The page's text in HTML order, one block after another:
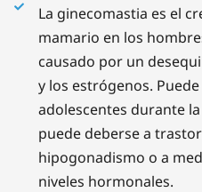
La ginecomastia es el
mamario en los
causado por un
y los estrógenos.
adolescentes durante
puede deberse a
hipogonadismo o a
niveles hormonales.